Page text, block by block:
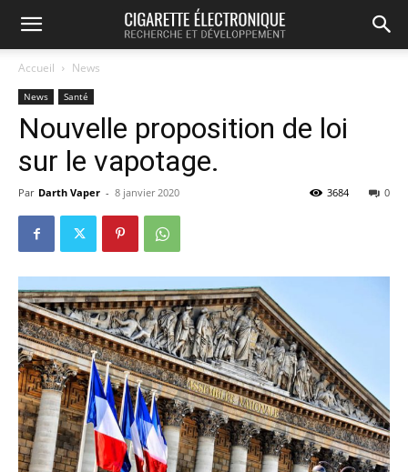
Accueil News
News Santé
Nouvelle proposition de loi
sur le vapotage.
Par Darth Vaper - 8 janvier 2020 0
3684